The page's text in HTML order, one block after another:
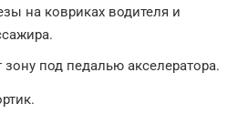
на ковриках водителя и
под педалью акселератора.